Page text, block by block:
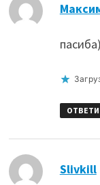
пасиба)
Slivkill